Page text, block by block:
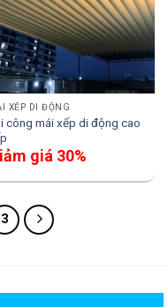
XẾP DI ĐỘNG
công mái xếp di động cao
giá 30%
3